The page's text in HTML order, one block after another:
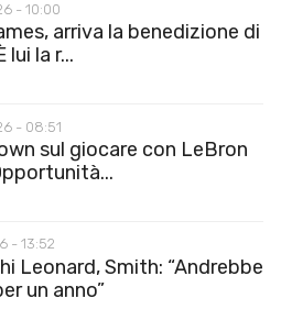
- 10:00
arriva la benedizione di
lui la r...
- 08:51
sul giocare con LeBron
- 13:52
Leonard, Smith: “Andrebbe
un anno”